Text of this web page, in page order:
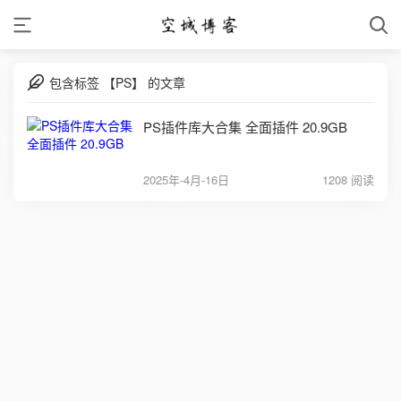
包含标签 【PS】 的文章
PS插件库大合集 全面插件 20.9GB
2025年-4月-16日 1208 阅读